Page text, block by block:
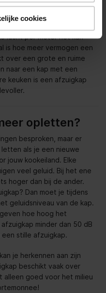
cookies
kookeiland te vinden is
op de luchtcapaciteit van
lucht per meter het kan
is hoe meer vermogen een
over een grote en ruime
naar een kap met een
keuken is een afzuigkap
opletten?
besproken, maar er
als je een nieuwe
jouw kookeiland. Elke
veel geluid. Bij het ene
hoger dan bij de ander.
Dan moet je tijdens
geluidsniveau van de kap.
hoe hoog het
minder dan 50 dB
stille afzuigkap.
je herkennen aan zijn
beschikt vaak over
alleen goed voor het milieu